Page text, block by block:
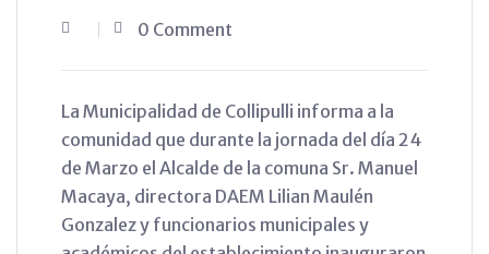
0 Comment
La Municipalidad de Collipulli informa a la
comunidad que durante la jornada del día 24
de Marzo el Alcalde de la comuna Sr. Manuel
Macaya, directora DAEM Lilian Maulén
Gonzalez y funcionarios municipales y